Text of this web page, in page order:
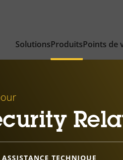
SolutionsProduitsPoints de
ASSISTANCE TECHNIQUE